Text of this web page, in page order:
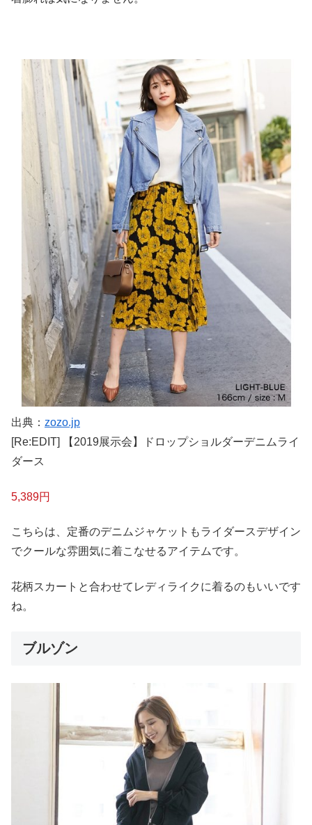
出典： zozo.jp
[Re:EDIT] 【2019展示会】ドロップショルダーデニムライ
ダース
5,389円
こちらは、定番のデニムジャケットもライダースデザイン
でクールな雰囲気に着こなせるアイテムです。
花柄スカートと合わせてレディライクに着るのもいいです
ね。
ブルゾン